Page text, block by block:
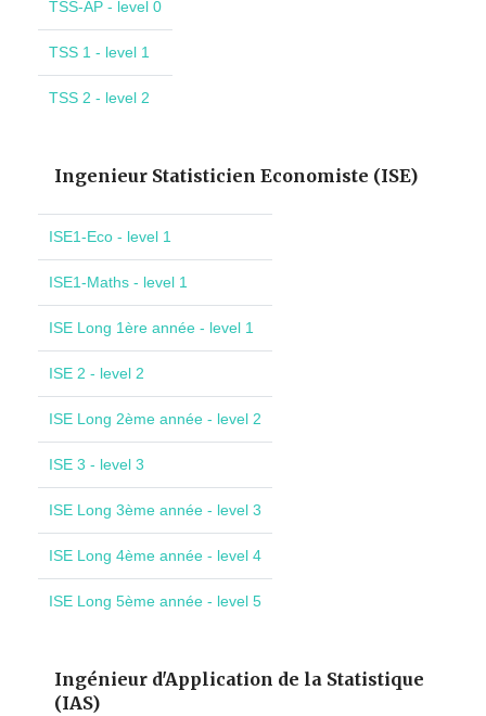
TSS-AP - level 0
TSS 1 - level 1
TSS 2 - level 2
Ingenieur Statisticien Economiste (ISE)
ISE1-Eco - level 1
ISE1-Maths - level 1
ISE Long 1ère année - level 1
ISE 2 - level 2
ISE Long 2ème année - level 2
ISE 3 - level 3
ISE Long 3ème année - level 3
ISE Long 4ème année - level 4
ISE Long 5ème année - level 5
Ingénieur d'Application de la Statistique
(IAS)